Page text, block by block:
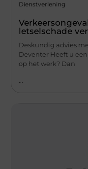
Dienstverlening
letselschade
Deskundig advies
Deventer Heeft u
op het werk? Dan